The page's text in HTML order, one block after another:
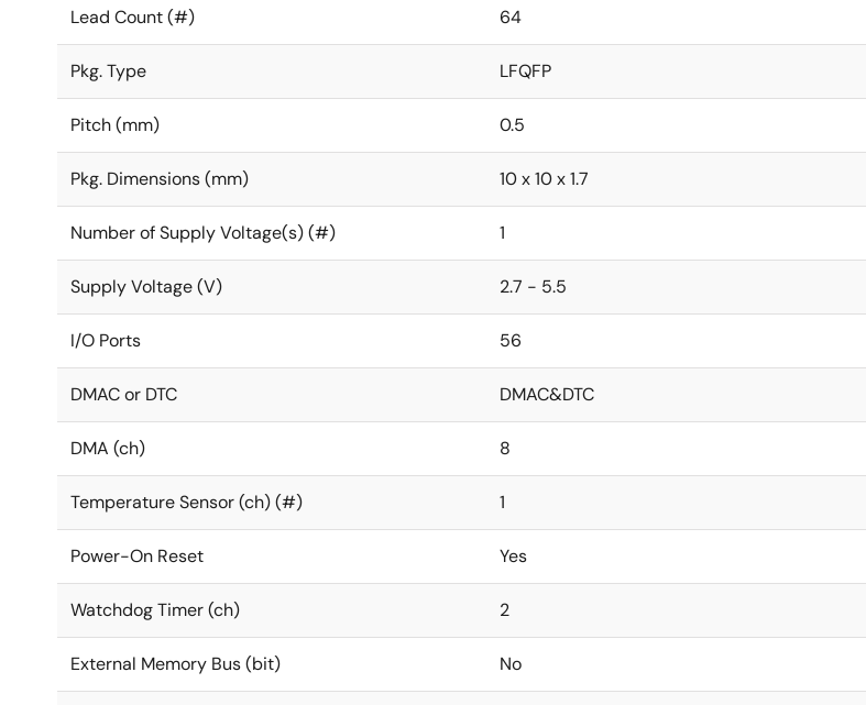
Lead Count (#) 64
Pkg. Type LFQFP
Pitch (mm) 0.5
Pkg. Dimensions (mm) 10 x 10 x 1.7
Number of Supply Voltage(s) (#) 1
Supply Voltage (V) 2.7 - 5.5
I/O Ports 56
DMAC or DTC DMAC&DTC
DMA (ch) 8
Temperature Sensor (ch) (#) 1
Power-On Reset Yes
Watchdog Timer (ch) 2
External Memory Bus (bit) No